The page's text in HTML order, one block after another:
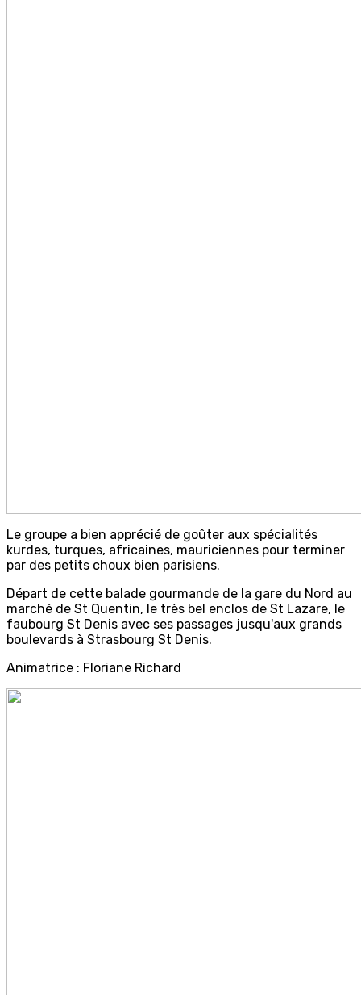
Le groupe a bien apprécié de goûter aux spécialités
kurdes, turques, africaines, mauriciennes pour terminer
par des petits choux bien parisiens.
Départ de cette balade gourmande de la gare du Nord au
marché de St Quentin, le très bel enclos de St Lazare, le
faubourg St Denis avec ses passages jusqu'aux grands
boulevards à Strasbourg St Denis.
Animatrice : Floriane Richard